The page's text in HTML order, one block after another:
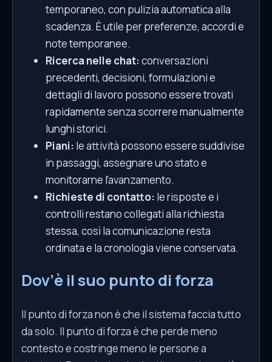
temporaneo, con pulizia automatica alla
scadenza. È utile per preferenze, accordi e
note temporanee.
Ricerca nelle chat:conversazioni
precedenti, decisioni, formulazioni e
dettagli di lavoro possono essere trovati
rapidamente senza scorrere manualmente
lunghi storici.
Piani: le attività possono essere suddivise
in passaggi, assegnare uno stato e
monitorarne l’avanzamento.
Richieste di contatto: le risposte e i
controlli restano collegati alla richiesta
stessa, così la comunicazione resta
ordinata e la cronologia viene conservata.
Dov’è il suo punto di forza
Il punto di forza non è che il sistema faccia tutto
da solo. Il punto di forza è che perde meno
contesto e costringe meno le persone a